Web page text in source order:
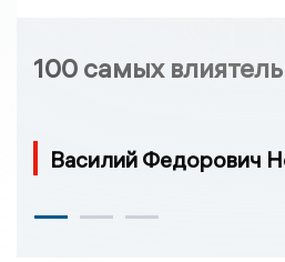
100 самых
Василий Федорович